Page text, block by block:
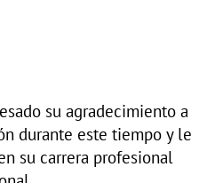
su agradecimiento a
durante este tiempo y le
su carrera profesional